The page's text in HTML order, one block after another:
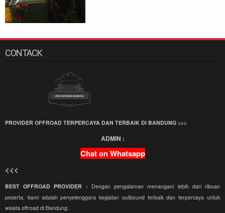
CONTACK
PROVIDER OFFROAD TERPERCAYA DAN TERBAIK DI BANDUNG >>>
ADMIN :
Chat on Whatsapp
<<<
BEST OFFROAD PROVIDER : Dengan pengalaman menangani lebih dari ribuan
peserta, kami adalah penyelenggara kegiatan outbound terbaik dan terpercaya untuk
wisata offroad di Bandung.